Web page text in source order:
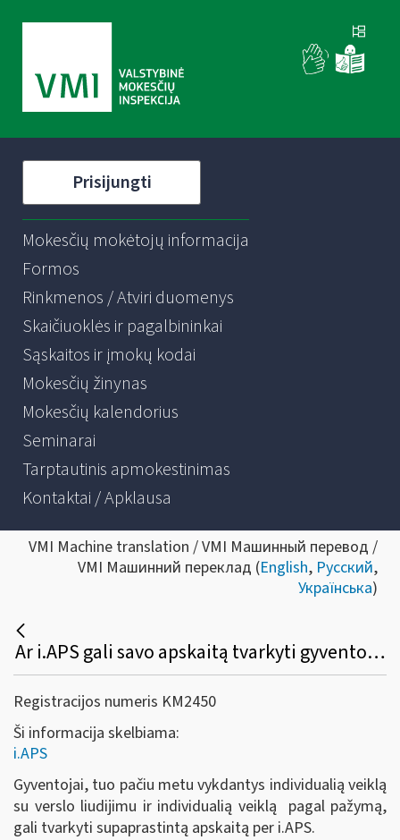
Prisijungti
Mokesčių mokėtojų informacija
Formos
Rinkmenos / Atviri duomenys
Skaičiuoklės ir pagalbininkai
Sąskaitos ir įmokų kodai
Mokesčių žinynas
Mokesčių kalendorius
Seminarai
Tarptautinis apmokestinimas
Kontaktai / Apklausa
VMI Machine translation / VMI Машинный перевод /
VMI Машинний переклад (English, Русский,
Українська)
Ar i.APS gali savo apskaitą tvarkyti gyventojas, turintis tuo pačiu laikotarpiu verslo liudijimą ir individualią veiklą pagal pažymą?
Registracijos numeris KM2450
Ši informacija skelbiama:
i.APS
Gyventojai, tuo pačiu metu vykdantys individualią veiklą
su verslo liudijimu ir individualią veiklą pagal pažymą,
gali tvarkyti supaprastintą apskaitą per i.APS.